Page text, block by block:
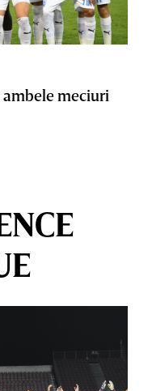
meciuri